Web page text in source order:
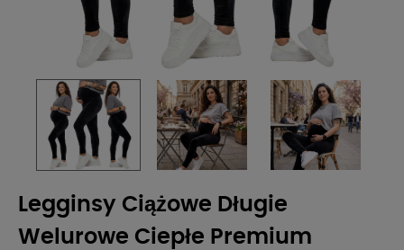
Legginsy Ciążowe Długie
Welurowe Ciepłe Premium